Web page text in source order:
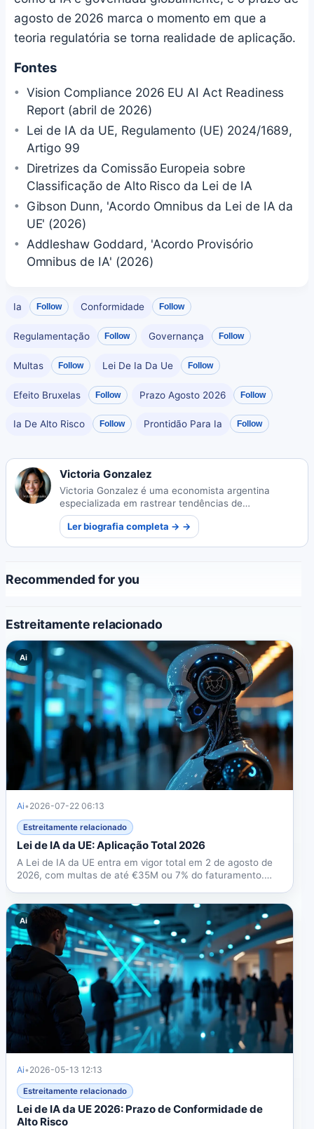
agosto de 2026 marca o momento em que a
teoria regulatória se torna realidade de aplicação.
Fontes
Vision Compliance 2026 EU AI Act Readiness
Report (abril de 2026)
Lei de IA da UE, Regulamento (UE) 2024/1689,
Artigo 99
Diretrizes da Comissão Europeia sobre
Classificação de Alto Risco da Lei de IA
Gibson Dunn, 'Acordo Omnibus da Lei de IA da
UE' (2026)
Addleshaw Goddard, 'Acordo Provisório
Omnibus de IA' (2026)
Ia Follow Conformidade Follow
Regulamentação Follow Governança Follow
Multas Follow Lei De Ia Da Ue Follow
Efeito Bruxelas Follow Prazo Agosto 2026 Follow
Ia De Alto Risco Follow Prontidão Para Ia Follow
Victoria Gonzalez
Victoria Gonzalez é uma economista argentina
especializada em rastrear tendências de
recuperação econômica global. Sua pesquisa
fornece insights críticos para formuladores de
políticas que navegam em cenários financeiros pós-
Ler biografia completa → →
Recommended for you
Estreitamente relacionado
Ai
Ai• 2026-07-22 06:13
Estreitamente relacionado
Lei de IA da UE: Aplicação Total 2026
A Lei de IA da UE entra em vigor total em 2 de agosto de
2026, com multas de até €35M ou 7% do faturamento.
Ai
Ai• 2026-05-13 12:13
Estreitamente relacionado
Lei de IA da UE 2026: Prazo de Conformidade de
Alto Risco